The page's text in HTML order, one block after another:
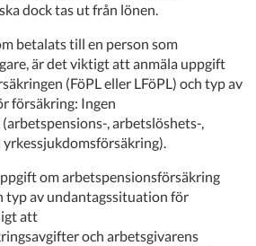
dock tas ut från lönen.
betalats till en person som
är det viktigt att anmäla uppgift
(FöPL eller LFöPL) och typ av
försäkring: Ingen
, arbetslöshets-,
om arbetspensionsförsäkring
typ av undantagssituation för
att
och arbetsgivarens